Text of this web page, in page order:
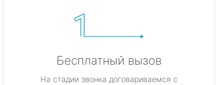
Бесплатный вызов
На стадии звонка договариваемся с